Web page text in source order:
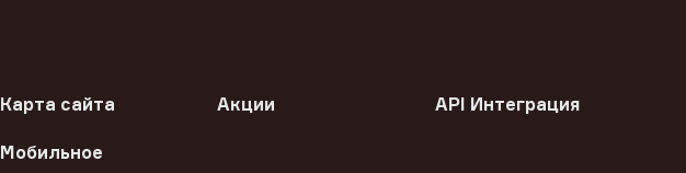
Карта сайта Акции API Интеграция
Мобильное